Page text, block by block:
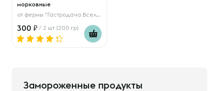
морковные
от фермы "Гастродача Вселуг"
300 / 2 шт (200 гр)
Замороженные продукты